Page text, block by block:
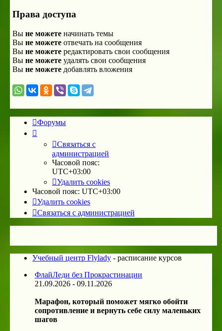
Права доступа
Вы не можете начинать темы
Вы не можете отвечать на сообщения
Вы не можете редактировать свои сообщения
Вы не можете удалять свои сообщения
Вы не можете добавлять вложения
Форумы
Связаться с
администрацией
Часовой пояс:
UTC+03:00
Удалить cookies
Часовой пояс: UTC+03:00
Удалить cookies
Связаться с администрацией
Учебный центр Flylady - расписание курсов
ФлайЛеди без Прокрастинации
21.09.2026 - 09.11.2026
Марафон, который поможет мягко обойти
сопротивление и вернуть себе силу маленьких
шагов